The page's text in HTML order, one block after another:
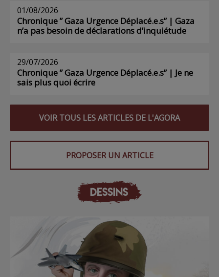
01/08/2026
Chronique ” Gaza Urgence Déplacé.e.s” | Gaza
n’a pas besoin de déclarations d’inquiétude
29/07/2026
Chronique ” Gaza Urgence Déplacé.e.s” | Je ne
sais plus quoi écrire
VOIR TOUS LES ARTICLES DE L'AGORA
PROPOSER UN ARTICLE
DESSINS